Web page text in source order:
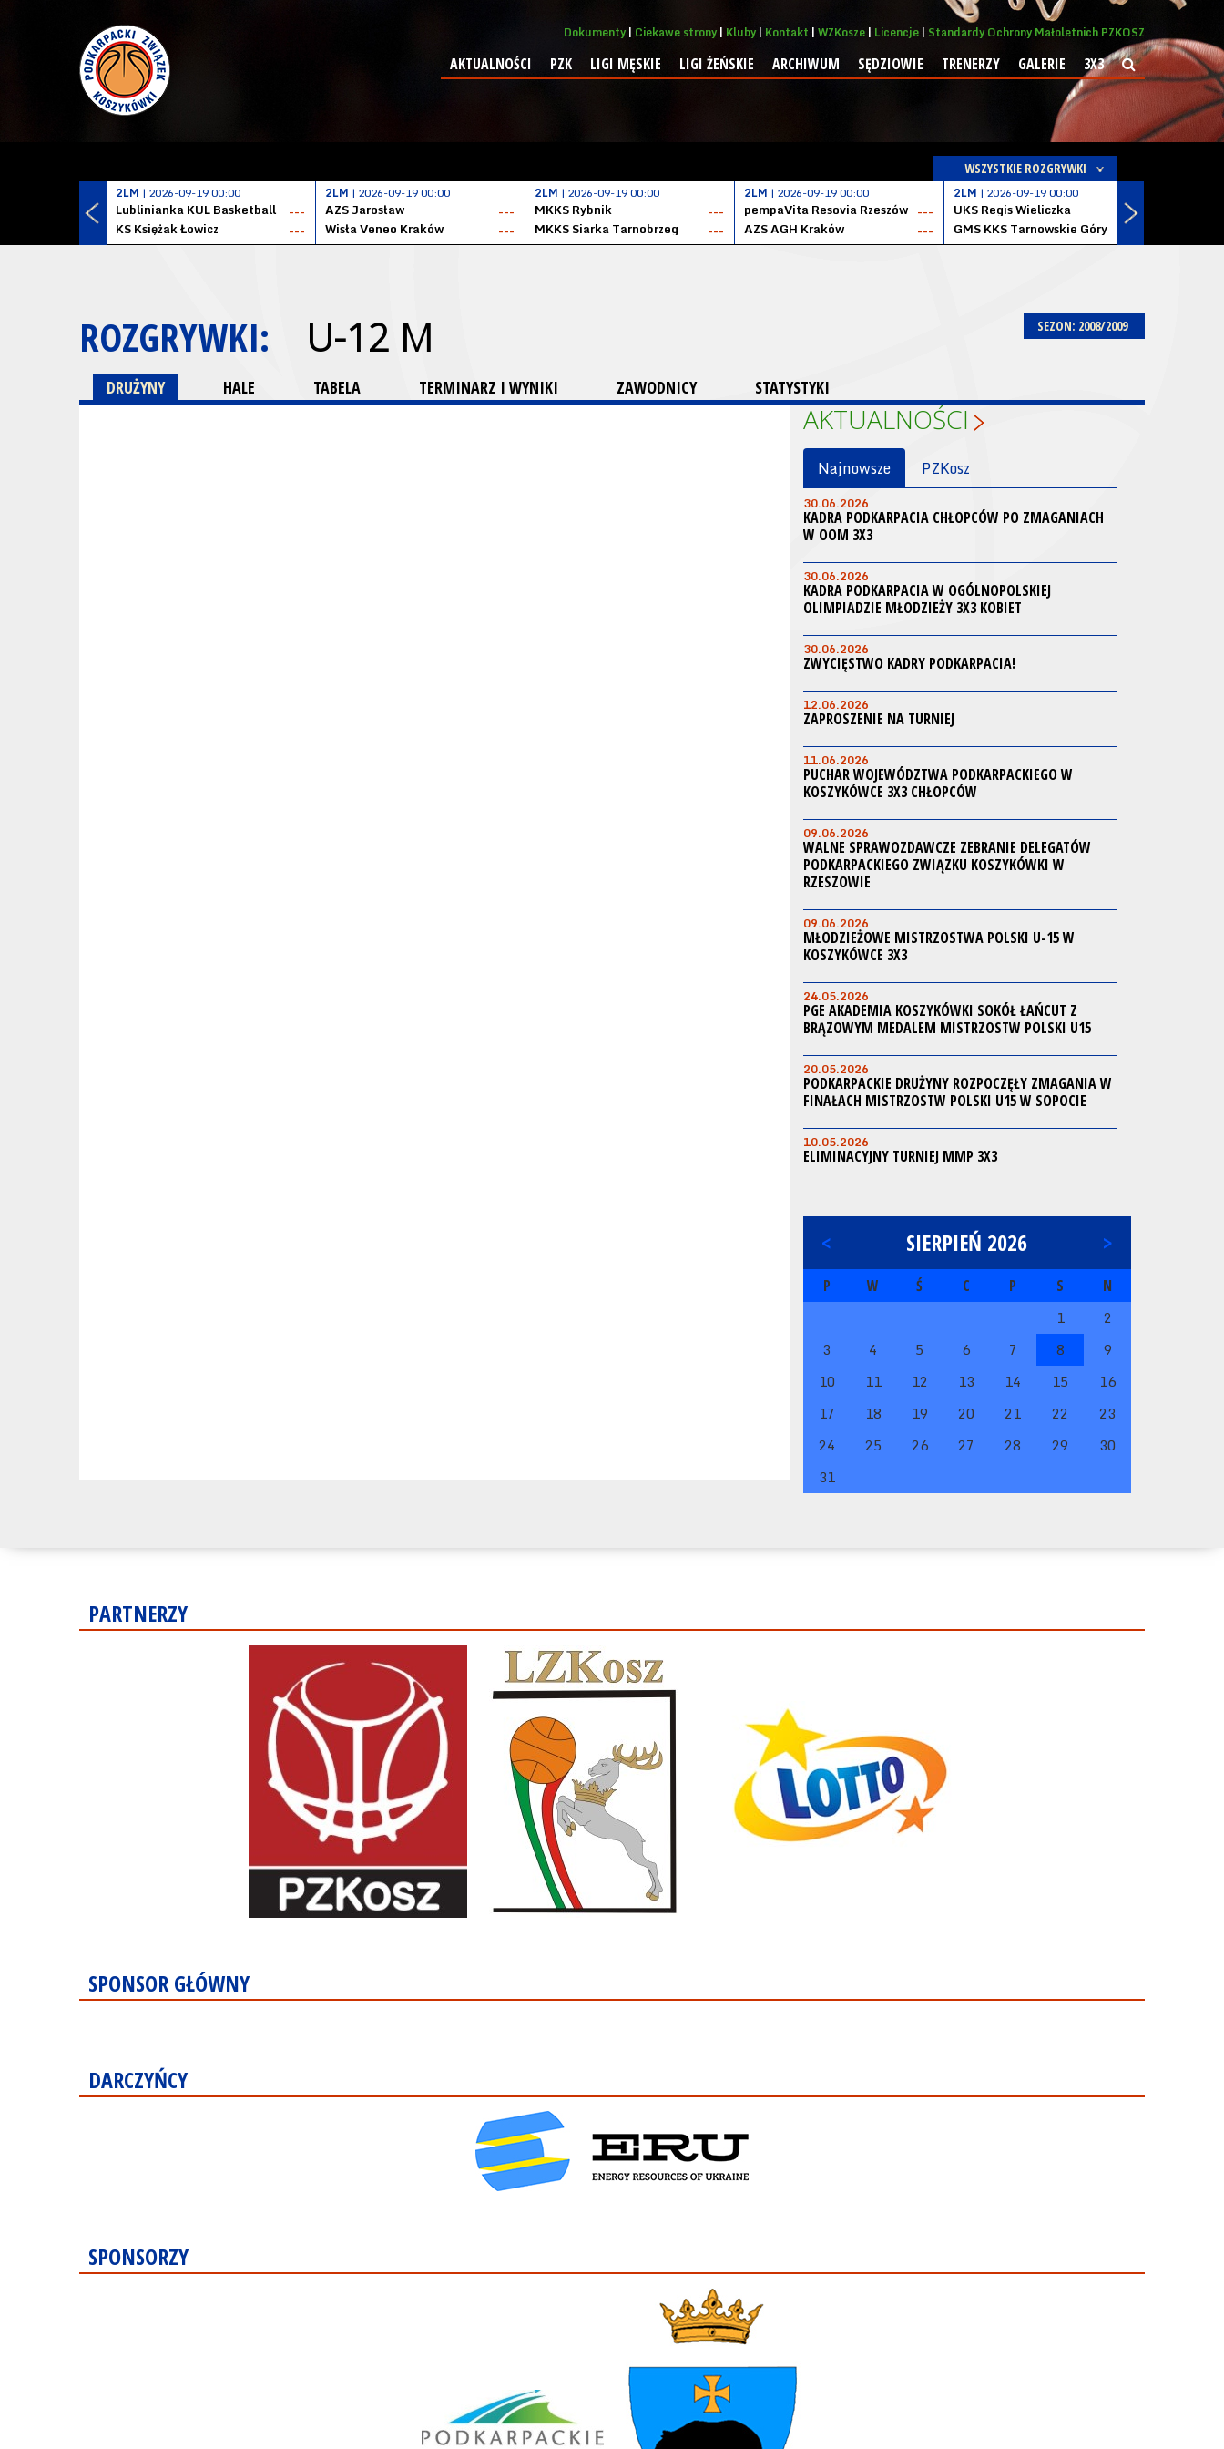
Dokumenty Ciekawe strony Kluby Kontakt WZKosze Licencje Standardy Ochrony Małoletnich PZKOSZ
AKTUALNOŚCI PZK LIGI MĘSKIE LIGI ŻEŃSKIE ARCHIWUM SĘDZIOWIE TRENERZY GALERIE 3X3
WSZYSTKIE ROZGRYWKI
2LM | 2026-09-19 00:00
Lublinianka KUL Basketball
---
KS Księżak Łowicz
---
2LM | 2026-09-19 00:00
AZS Jarosław
---
Wisła Veneo Kraków
---
2LM | 2026-09-19 00:00
MKKS Rybnik
---
MKKS Siarka Tarnobrzeg
---
2LM | 2026-09-19 00:00
pempaVita Resovia Rzeszów ---
AZS AGH Kraków
---
2LM | 2026-09-19 00:00
UKS Regis Wieliczka
---
GMS KKS Tarnowskie Góry
SEZON: 2008/2009
ROZGRYWKI: U-12 M
DRUŻYNY HALE TABELA TERMINARZ I WYNIKI ZAWODNICY STATYSTYKI
AKTUALNOŚCI
Najnowsze PZKosz
30.06.2026
KADRA PODKARPACIA CHŁOPCÓW PO ZMAGANIACH
W OOM 3X3
30.06.2026
KADRA PODKARPACIA W OGÓLNOPOLSKIEJ
OLIMPIADZIE MŁODZIEŻY 3X3 KOBIET
30.06.2026
ZWYCIĘSTWO KADRY PODKARPACIA!
12.06.2026
ZAPROSZENIE NA TURNIEJ
11.06.2026
PUCHAR WOJEWÓDZTWA PODKARPACKIEGO W
KOSZYKÓWCE 3X3 CHŁOPCÓW
09.06.2026
WALNE SPRAWOZDAWCZE ZEBRANIE DELEGATÓW
PODKARPACKIEGO ZWIĄZKU KOSZYKÓWKI W
RZESZOWIE
09.06.2026
MŁODZIEŻOWE MISTRZOSTWA POLSKI U-15 W
KOSZYKÓWCE 3X3
24.05.2026
PGE AKADEMIA KOSZYKÓWKI SOKÓŁ ŁAŃCUT Z
BRĄZOWYM MEDALEM MISTRZOSTW POLSKI U15
20.05.2026
PODKARPACKIE DRUŻYNY ROZPOCZĘŁY ZMAGANIA W
FINAŁACH MISTRZOSTW POLSKI U15 W SOPOCIE
10.05.2026
ELIMINACYJNY TURNIEJ MMP 3X3
< SIERPIEŃ 2026 >
P W Ś C P S N
1
2
3
4 5 6 7 8
9
10
11 12 13 14 15
16
17
18 19 20 21 22
23
24
25 26 27 28 29
30
31
PARTNERZY
SPONSOR GŁÓWNY
DARCZYŃCY
SPONSORZY